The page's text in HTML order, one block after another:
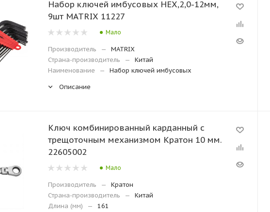
Набор ключей имбусовых НЕХ,2,0-12мм,
9шт MATRIX 11227
Мало
Производитель —
MATRIX
Страна-производитель
—
Китай
Наименование
—
Набор ключей имбусовых
Описание
Ключ комбинированный карданный с
трещоточным механизмом Кратон 10 мм.
22605002
Мало
Производитель —
Кратон
Страна-производитель
—
Китай
Длина (мм)
—
161